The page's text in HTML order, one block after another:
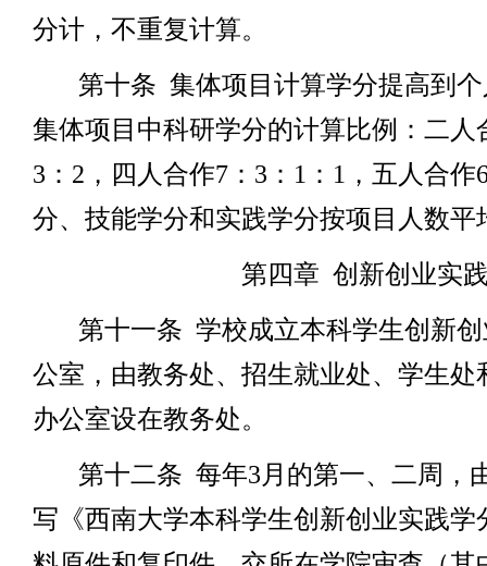
分计，不重复计算。
第十条 集体项目计算学分提高到
集体项目中科研学分的计算比例：二人
3 ： 2 ，四人合作7 ： 3 ： 1 ： 1 ，五人合作
分、技能学分和实践学分按项目人数平
第四章 创新创业实
第十一条 学校成立本科学生创新
公室，由教务处、招生就业处、学生
办公室设在教务处。
第十二条 每年3 月的第一、二周，
写《西南大学本科学生创新创业实践